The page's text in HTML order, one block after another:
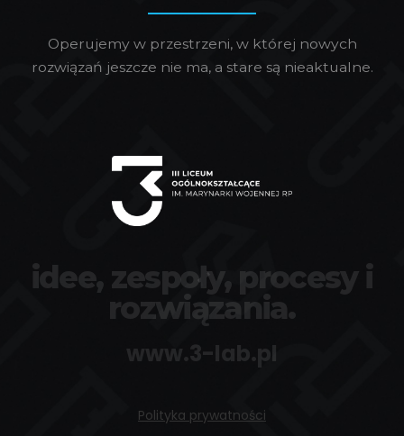
Operujemy w przestrzeni, w której nowych
rozwiązań jeszcze nie ma, a stare są nieaktualne.
idee, zespoły, procesy i
rozwiązania.
www.3-lab.pl
Polityka prywatności